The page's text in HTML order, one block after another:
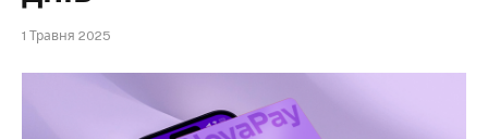
1 Травня 2025